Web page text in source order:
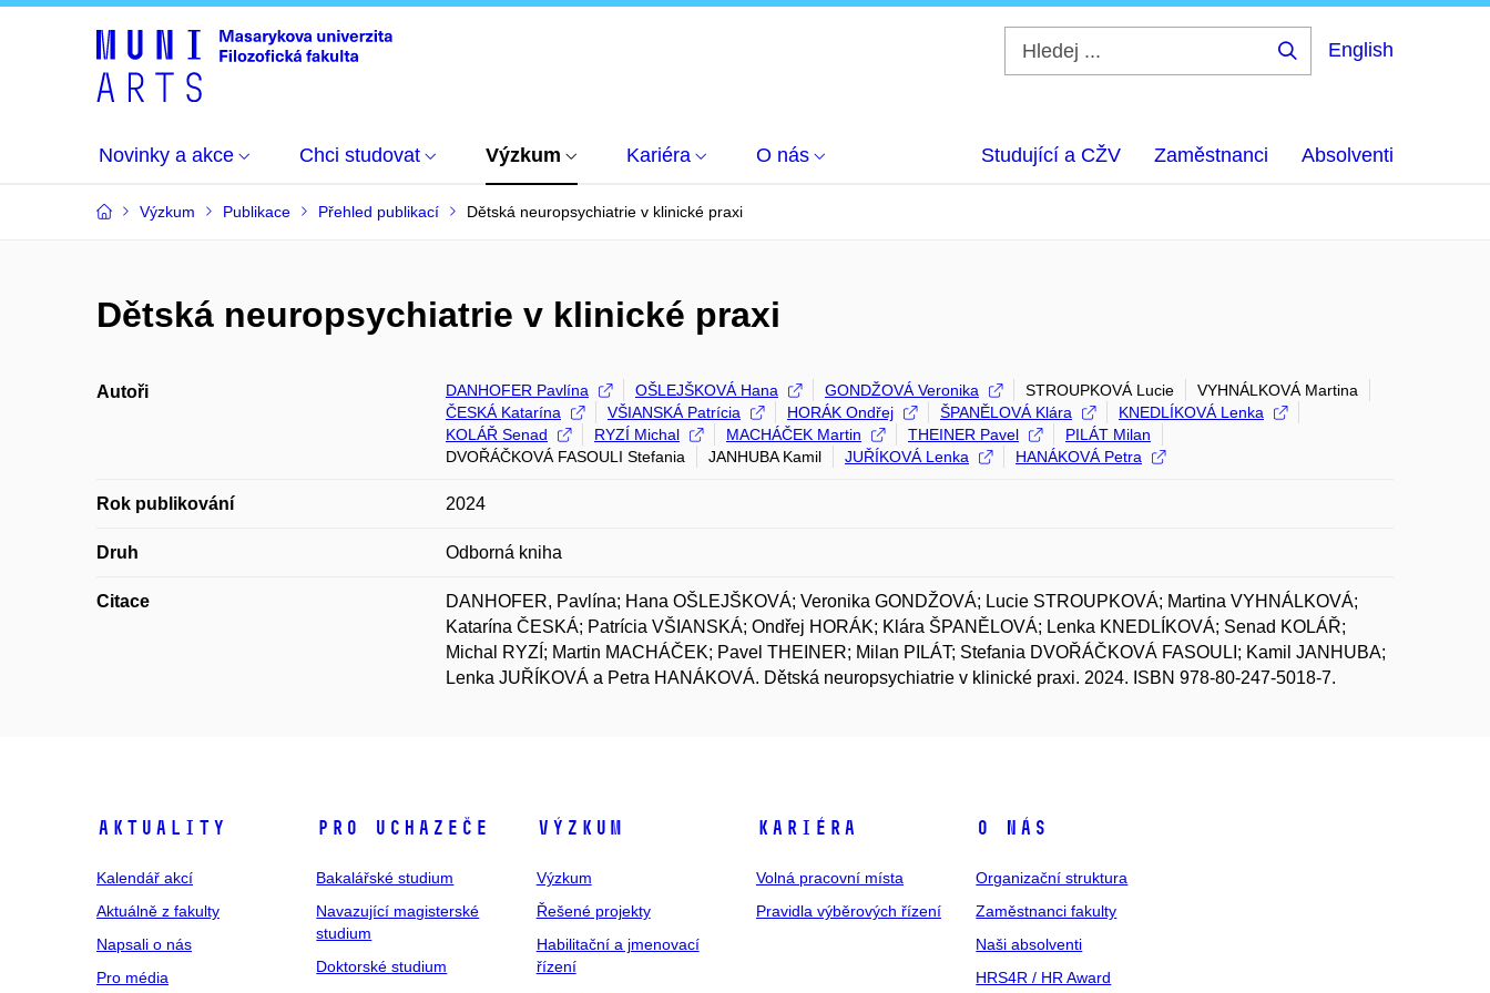
English
Novinky a akce Chci studovat Výzkum Kariéra O nás Studující a CŽV Zaměstnanci Absolventi
Výzkum Publikace Přehled publikací Dětská neuropsychiatrie v klinické praxi
Dětská neuropsychiatrie v klinické praxi
Autoři DANHOFER Pavlína OŠLEJŠKOVÁ Hana GONDŽOVÁ Veronika STROUPKOVÁ Lucie
VYHNÁLKOVÁ Martina
ČESKÁ Katarína
VŠIANSKÁ Patrícia HORÁK Ondřej ŠPANĚLOVÁ Klára
KNEDLÍKOVÁ Lenka
KOLÁŘ Senad
RYZÍ Michal MACHÁČEK Martin THEINER Pavel
PILÁT Milan
DVOŘÁČKOVÁ FASOULI Stefania
JANHUBA Kamil JUŘÍKOVÁ Lenka HANÁKOVÁ Petra
Rok publikování 2024
Druh Odborná kniha
Citace
DANHOFER, Pavlína; Hana OŠLEJŠKOVÁ; Veronika GONDŽOVÁ; Lucie STROUPKOVÁ; Martina VYHNÁLKOVÁ;
Katarína ČESKÁ; Patrícia VŠIANSKÁ; Ondřej HORÁK; Klára ŠPANĚLOVÁ; Lenka KNEDLÍKOVÁ; Senad KOLÁŘ;
Michal RYZÍ; Martin MACHÁČEK; Pavel THEINER; Milan PILÁT; Stefania DVOŘÁČKOVÁ FASOULI; Kamil JANHUBA;
Lenka JUŘÍKOVÁ a Petra HANÁKOVÁ. Dětská neuropsychiatrie v klinické praxi. 2024. ISBN 978-80-247-5018-7.
Aktuality
Kalendář akcí
Aktuálně z fakulty
Napsali o nás
Pro média
Pro uchazeče
Bakalářské studium
Navazující magisterské
studium
Doktorské studium
Výzkum
Výzkum
Řešené projekty
Habilitační a jmenovací
řízení
Kariéra
Volná pracovní místa
Pravidla výběrových řízení
O nás
Organizační struktura
Zaměstnanci fakulty
Naši absolventi
HRS4R / HR Award